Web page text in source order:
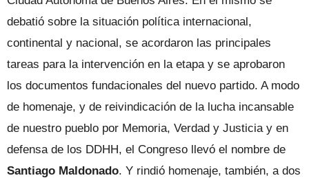
debatió sobre la situación política internacional,
continental y nacional, se acordaron las principales
tareas para la intervención en la etapa y se aprobaron
los documentos fundacionales del nuevo partido. A modo
de homenaje, y de reivindicación de la lucha incansable
de nuestro pueblo por Memoria, Verdad y Justicia y en
defensa de los DDHH, el Congreso llevó el nombre de
Santiago Maldonado. Y rindió homenaje, también, a dos